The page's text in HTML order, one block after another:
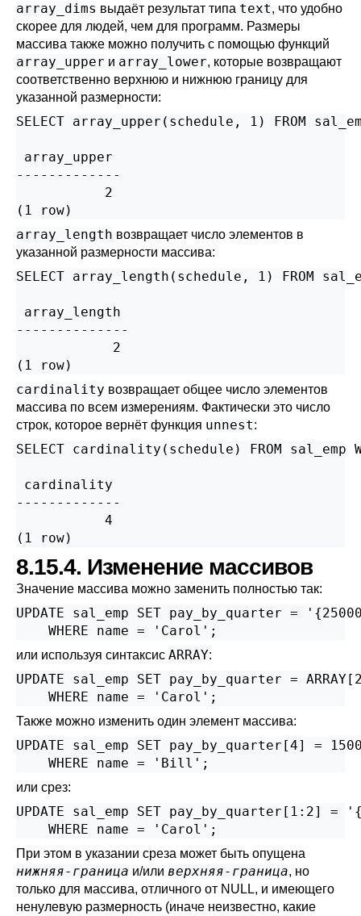
array_dims выдаёт результат типа text, что удобно
скорее для людей, чем для программ. Размеры
массива также можно получить с помощью функций
array_upper и array_lower, которые возвращают
соответственно верхнюю и нижнюю границу для
указанной размерности:
SELECT array_upper(schedule, 1) FROM
array_upper
-------------
           2
(1 row)
array_length возвращает число элементов в
указанной размерности массива:
SELECT array_length(schedule, 1) FROM
array_length
--------------
            2
(1 row)
cardinality возвращает общее число элементов
массива по всем измерениям. Фактически это число
строк, которое вернёт функция unnest:
SELECT cardinality(schedule) FROM sal_emp
cardinality
-------------
           4
(1 row)
8.15.4. Изменение массивов
Значение массива можно заменить полностью так:
UPDATE sal_emp SET pay_by_quarter =
    WHERE name = 'Carol';
или используя синтаксис ARRAY:
UPDATE sal_emp SET pay_by_quarter =
    WHERE name = 'Carol';
Также можно изменить один элемент массива:
UPDATE sal_emp SET pay_by_quarter[4] =
    WHERE name = 'Bill';
или срез:
UPDATE sal_emp SET pay_by_quarter[1:2] =
    WHERE name = 'Carol';
При этом в указании среза может быть опущена
нижняя-граница и/или верхняя-граница, но
только для массива, отличного от NULL, и имеющего
ненулевую размерность (иначе неизвестно, какие